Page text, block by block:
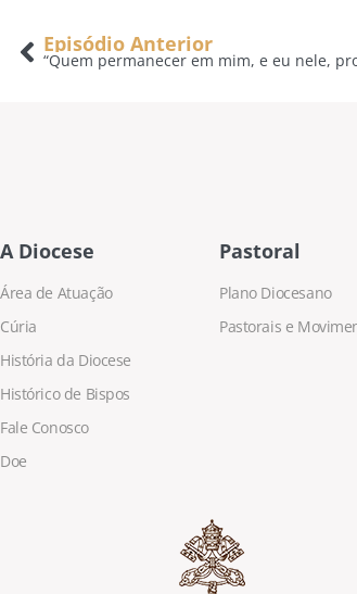
Episódio Anterior
“Quem permanecer em mim, e eu nele,
A Diocese
Área de Atuação
Cúria
História da Diocese
Histórico de Bispos
Fale Conosco
Doe
Pastoral
Plano Diocesano
Pastorais e